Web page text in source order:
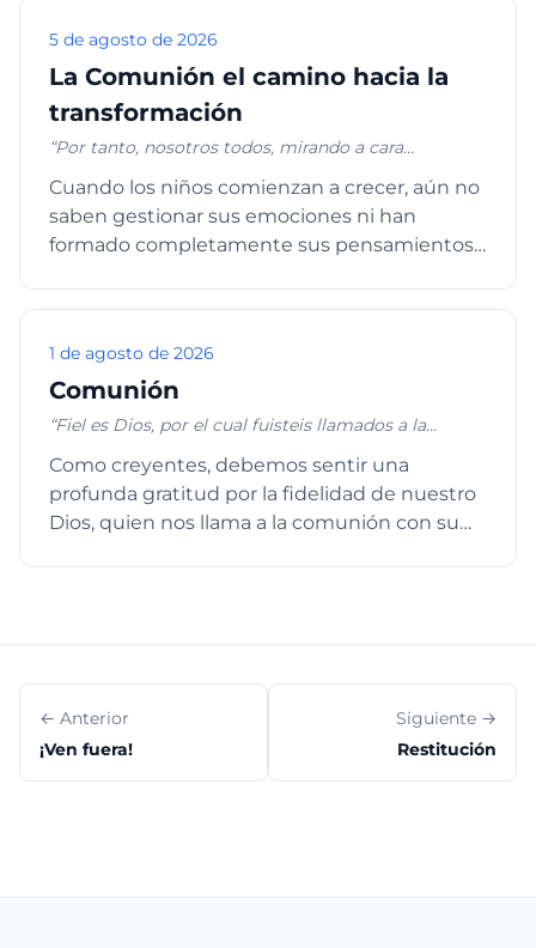
5 de agosto de 2026
La Comunión el camino hacia la
transformación
“Por tanto, nosotros todos, mirando a cara
somos transformados de gloria en gloria en la
misma imagen, como por el Espíritu del Señor.” 2
Corintios 3:18 “No os conforméis a este siglo, sino
vuestro entendimiento, para que comprobéis cuál
sea la buena voluntad de Dios, agradable y
Cuando los niños comienzan a crecer, aún no
saben gestionar sus emociones ni han
formado completamente sus pensamientos.
1 de agosto de 2026
Comunión
“Fiel es Dios, por el cual fuisteis llamados a la
Corintios 1:9 “La gracia del Señor Jesucristo, el amor
de Dios, y la comunión del Espíritu Santo sean con
todos vosotros. Amén.” 2 Corintios 13:14
Como creyentes, debemos sentir una
profunda gratitud por la fidelidad de nuestro
Dios, quien nos llama a la comunión con su
← Anterior
¡Ven fuera!
Siguiente →
Restitución